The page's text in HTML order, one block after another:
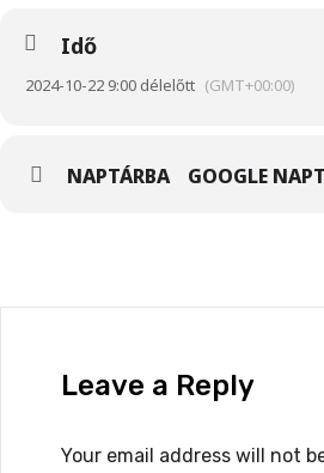
Idő
2024-10-22 9:00 délelőtt (GMT+00:00)
NAPTÁRBA GOOGLE
Leave a Reply
Your email address will not